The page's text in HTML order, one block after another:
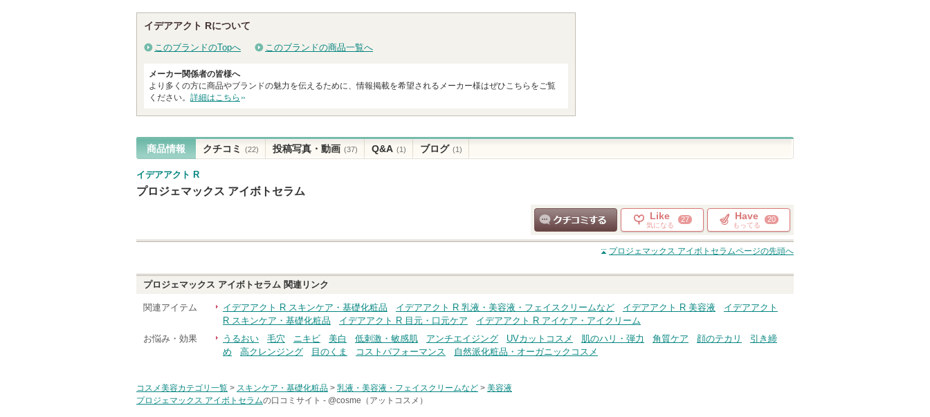
イデアアクト Rについて
このブランドのTopへ このブランドの商品一覧へ
メーカー関係者の皆様へ
より多くの方に商品やブランドの魅力を伝えるために、情報掲載を希望されるメーカー様はぜひこちらをご覧
ください。 詳細はこちら
商品情報 クチコミ (22) 投稿写真・動画 (37) Q&A (1) ブログ (1)
イデアアクト R
プロジェマックス アイボトセラム
クチコミする
Like
気になる
27 Have
もってる
20
プロジェマックス アイボトセラムページの先頭へ
プロジェマックス アイボトセラム 関連リンク
関連アイテム イデアアクト R スキンケア・基礎化粧品 イデアアクト R 乳液・美容液・フェイスクリームなど イデアアクト R 美容液
イデアアクト
R スキンケア・基礎化粧品
イデアアクト R 目元・口元ケア
イデアアクト R アイケア・アイクリーム
お悩み・効果
うるおい 毛穴 ニキビ 美白 低刺激・敏感肌 アンチエイジング UVカットコスメ 肌のハリ・弾力 角質ケア 顔のテカリ
引き締
め
高クレンジング 目のくま コストパフォーマンス 自然派化粧品・オーガニックコスメ
コスメ美容カテゴリ一覧 > スキンケア・基礎化粧品 > 乳液・美容液・フェイスクリームなど > 美容液
プロジェマックス アイボトセラムの口コミサイト - @cosme（アットコスメ）